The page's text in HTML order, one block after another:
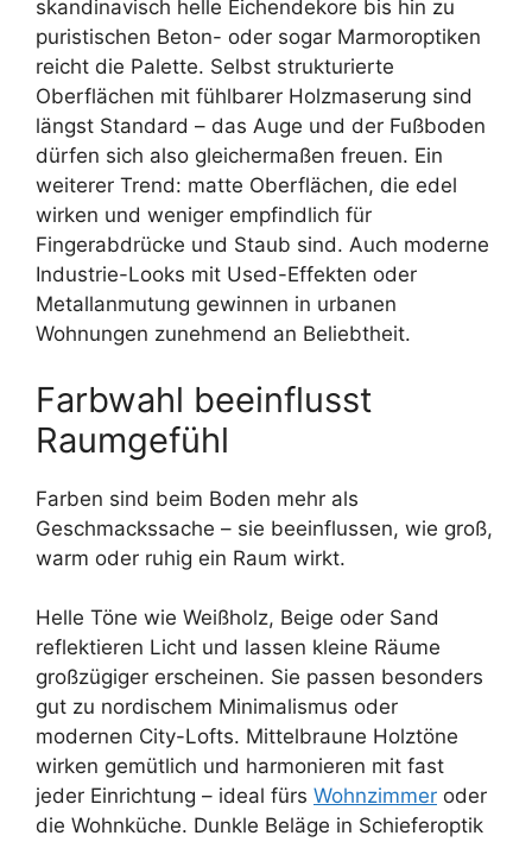
skandinavisch helle Eichendekore bis hin zu
puristischen Beton- oder sogar Marmoroptiken
reicht die Palette. Selbst strukturierte
Oberflächen mit fühlbarer Holzmaserung sind
längst Standard – das Auge und der Fußboden
dürfen sich also gleichermaßen freuen. Ein
weiterer Trend: matte Oberflächen, die edel
wirken und weniger empfindlich für
Fingerabdrücke und Staub sind. Auch moderne
Industrie-Looks mit Used-Effekten oder
Metallanmutung gewinnen in urbanen
Wohnungen zunehmend an Beliebtheit.
Farbwahl beeinflusst
Raumgefühl
Farben sind beim Boden mehr als
Geschmackssache – sie beeinflussen, wie groß,
warm oder ruhig ein Raum wirkt.
Helle Töne wie Weißholz, Beige oder Sand
reflektieren Licht und lassen kleine Räume
großzügiger erscheinen. Sie passen besonders
gut zu nordischem Minimalismus oder
modernen City-Lofts. Mittelbraune Holztöne
wirken gemütlich und harmonieren mit fast
jeder Einrichtung – ideal fürs Wohnzimmer oder
die Wohnküche. Dunkle Beläge in Schieferoptik